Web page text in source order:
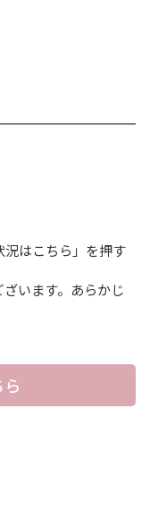
はこちら」を押す
います。あらかじ